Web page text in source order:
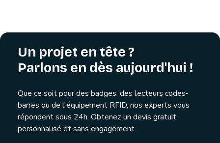
Un projet en tête ?
Parlons en dès aujourd'hui !
Que ce soit pour des badges, des lecteurs codes-
barres ou de l'équipement RFID, nos experts vous
répondent sous 24h. Obtenez un devis gratuit,
personnalisé et sans engagement.